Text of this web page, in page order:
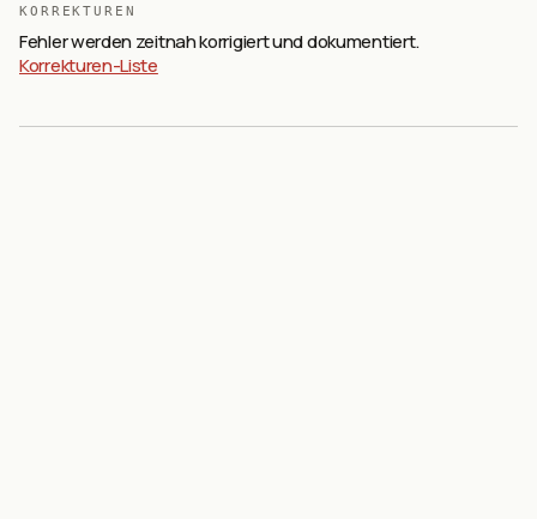
KORREKTUREN
Fehler werden zeitnah korrigiert und dokumentiert.
Korrekturen-Liste